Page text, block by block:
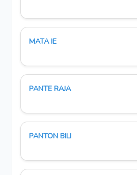
MATA IE
PANTE RAJA
PANTON BILI